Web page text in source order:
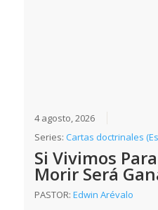
4 agosto, 2026
Series:Cartas doctrinales
Si Vivimos
Morir Será
PASTOR:Edwin Arévalo